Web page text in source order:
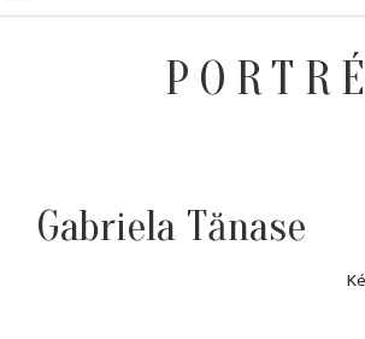
PORTRÉ
Gabriela Tănase